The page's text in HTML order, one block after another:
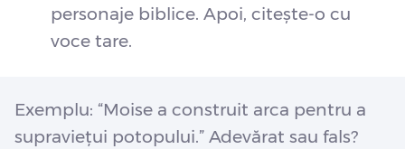
personaje biblice. Apoi, citește-o cu
voce tare.
Exemplu: “Moise a construit arca pentru a
supraviețui potopului.” Adevărat sau fals?